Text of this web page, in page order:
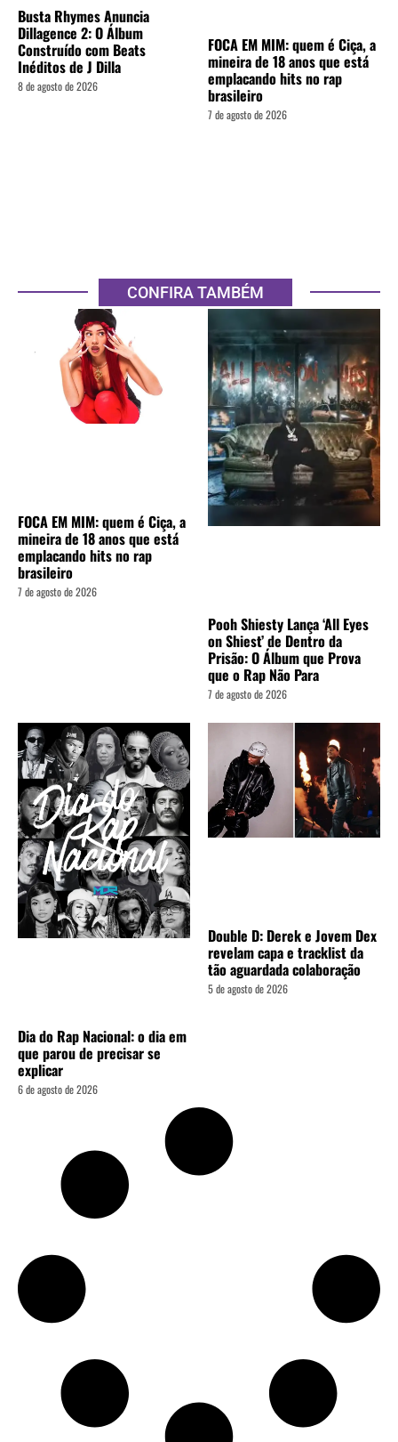
Busta Rhymes Anuncia
Dillagence 2: O Álbum
Construído com Beats
Inéditos de J Dilla
8 de agosto de 2026
FOCA EM MIM: quem é Ciça, a
mineira de 18 anos que está
emplacando hits no rap
brasileiro
7 de agosto de 2026
CONFIRA TAMBÉM
FOCA EM MIM: quem é Ciça, a
mineira de 18 anos que está
emplacando hits no rap
brasileiro
7 de agosto de 2026
Pooh Shiesty Lança ‘All Eyes
on Shiest’ de Dentro da
Prisão: O Álbum que Prova
que o Rap Não Para
7 de agosto de 2026
Dia do Rap Nacional: o dia em
que parou de precisar se
explicar
6 de agosto de 2026
Double D: Derek e Jovem Dex
revelam capa e tracklist da
tão aguardada colaboração
5 de agosto de 2026